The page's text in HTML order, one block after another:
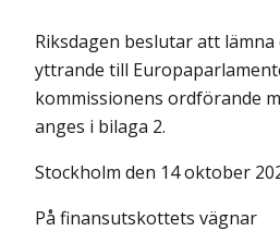
Riksdagen beslutar att
yttrande till
kommissionens ordförande
anges i bilaga 2.
Stockholm den 14 oktober
På finansutskottets vägnar